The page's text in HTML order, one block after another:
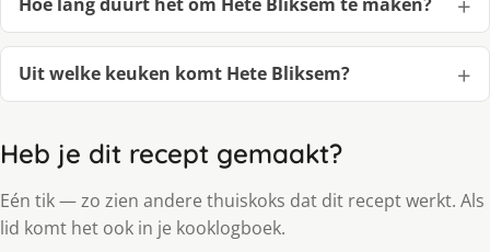
Uit welke keuken komt Hete Bliksem?
Heb je dit recept gemaakt?
Eén tik — zo zien andere thuiskoks dat dit recept werkt. Als
lid komt het ook in je kooklogboek.